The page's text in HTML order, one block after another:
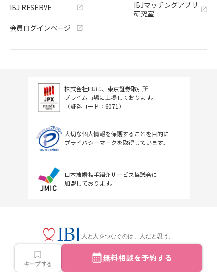
キープする 無料相談を予約する
IBJ RESERVE
会員ログインページ
IBJマッチングアプリ
研究室
株式会社IBJは、東京証券取引所
プライム市場に上場しております。
（証券コード：6071）
大切な個人情報を保護することを目的に
プライバシーマークを取得しています。
日本結婚相手紹介サービス協議会に
加盟しております。
人と人をつなぐのは、人だと思う。